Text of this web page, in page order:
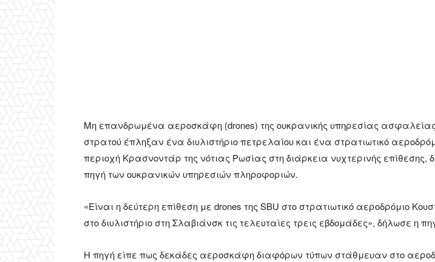
Μη επανδρωμένα αεροσκάφη (drones) της ουκρανικής υπηρεσίας ασφαλείας
στρατού έπληξαν ένα διυλιστήριο πετρελαίου και ένα στρατιωτικό
περιοχή Κρασνοντάρ της νότιας Ρωσίας στη διάρκεια νυχτερινής
πηγή των ουκρανικών υπηρεσιών πληροφοριών.
«Είναι η δεύτερη επίθεση με drones της SBU στο στρατιωτικό αεροδρόμιο
στο διυλιστήριο στη Σλαβιάνσκ τις τελευταίες τρεις εβδομάδες», δήλωσε η
Η πηγή είπε πως δεκάδες αεροσκάφη διαφόρων τύπων στάθμευαν στο